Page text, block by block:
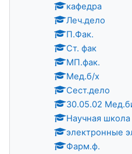
кафедра
Леч.дело
П.Фак.
Ст. фак
МП.фак.
Мед.б/х
Сест.дело
30.05.02
Научная школа
электронные
Фарм.ф.